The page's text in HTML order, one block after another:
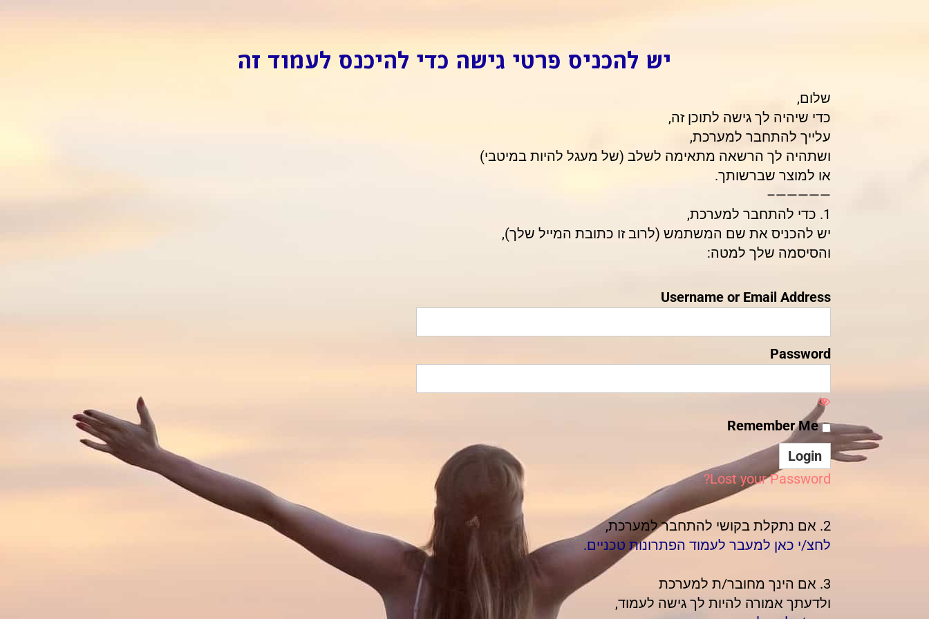
יש להכניס פרטי גישה כדי להיכנס לעמוד זה
שלום,
כדי שיהיה לך גישה לתוכן זה,
עלייך להתחבר למערכת,
ושתהיה לך הרשאה מתאימה לשלב (של מעגל להיות במיטבי)
או למוצר שברשותך.
—————–
1. כדי להתחבר למערכת,
יש להכניס את שם המשתמש (לרוב זו כתובת המייל שלך),
והסיסמה שלך למטה:
Username or Email Address
Password
Remember Me
Lost your Password?
2. אם נתקלת בקושי להתחבר למערכת,
לחצ/י כאן למעבר לעמוד הפתרונות טכניים.
3. אם הינך מחובר/ת למערכת
ולדעתך אמורה להיות לך גישה לעמוד,